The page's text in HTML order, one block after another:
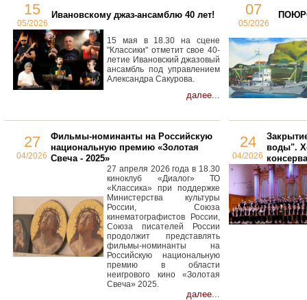
15
05/2026
Ивановскому джаз-ансамблю 40 лет!
15 мая в 18.30 на сцене
"Классики" отметит свое 40-
летие Ивановский джазовый
ансамбль под управлением
Александра Сакурова.
далее...
07
05/2026
27
04/2026
Фильмы-номинанты на Российскую
национальную премию «Золотая
Свеча - 2025»
27 апреля 2026 года в 18.30
киноклуб «Диалог» ТО
«Классика» при поддержке
Министерства культуры
России, Союза
кинематографистов России,
Союза писателей России
продолжит представлять
фильмы-номинанты на
Российскую национальную
премию в области
неигрового кино «Золотая
Свеча» 2025.
далее...
24
04/2026
воды".